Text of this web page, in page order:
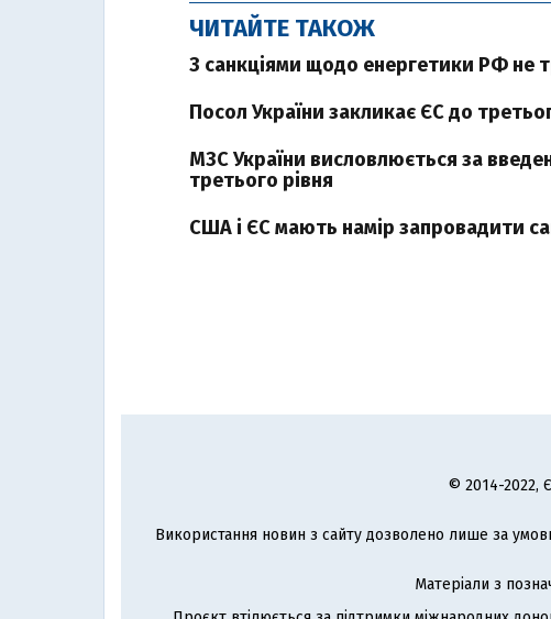
ЧИТАЙТЕ ТАКОЖ
З санкціями щодо енергетики РФ не
Посол України закликає ЄС до
МЗС України висловлюється за
третього рівня
США і ЄС мають намір запровадити
© 2014-2022,
Використання новин з сайту дозволено лише за
Матеріали з